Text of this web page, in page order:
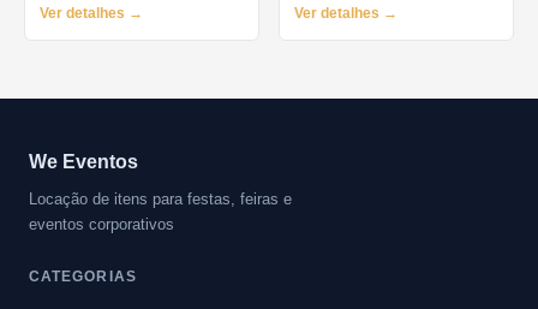
Ver detalhes → Ver detalhes →
We Eventos
Locação de itens para festas, feiras e
eventos corporativos
CATEGORIAS